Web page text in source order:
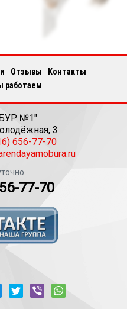
Отзывы
Контакты
работаем
№1"
3
656-77-70
77-70